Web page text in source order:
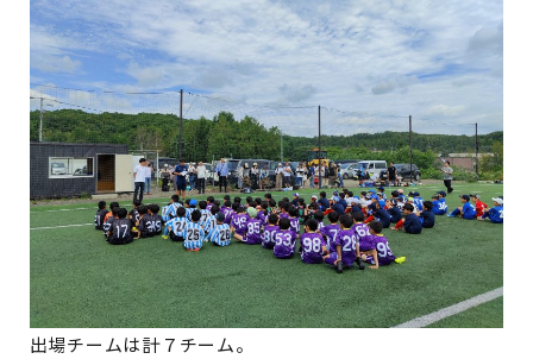
出場チームは計７チーム。